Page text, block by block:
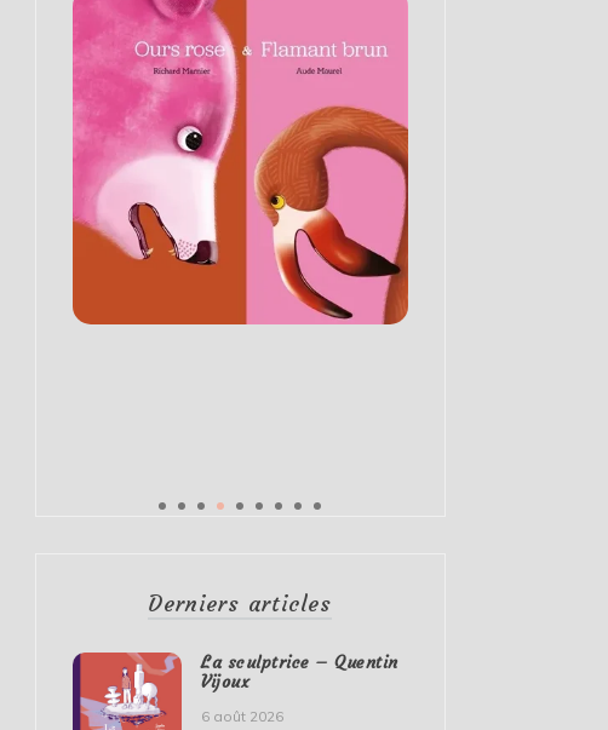
Derniers articles
La sculptrice – Quentin
Vijoux
6 août 2026